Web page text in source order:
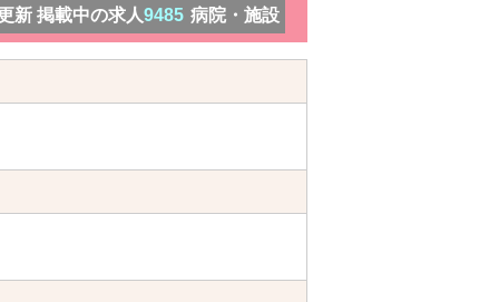
新 掲載中の求人9485 病院・施設